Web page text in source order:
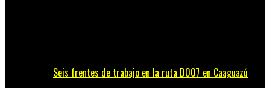
Seis frentes de trabajo en la ruta D007 en Caaguazú